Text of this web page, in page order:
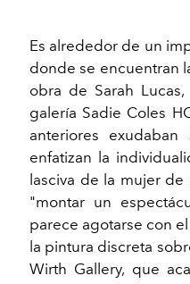
Es alrededor de un
donde se encuentran
obra de Sarah Lucas,
galería Sadie Coles
anteriores
enfatizan la
lasciva de la mujer
"montar un
parece agotarse con
la pintura discreta
Wirth Gallery, que